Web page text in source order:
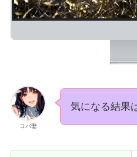
コバ妻
気になる結果